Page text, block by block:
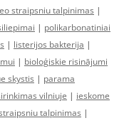
straipsniu talpinimas |
| polikarbonatiniai
| listerijos bakterija |
| bioloģiskie risinājumi
skystis | parama
vilniuje | ieskome
talpinimas |